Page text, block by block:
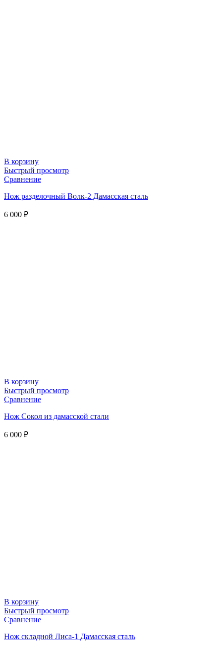
В корзину
Быстрый просмотр
Сравнение
Нож разделочный Волк-2 Дамасская сталь
6 000 ₽
В корзину
Быстрый просмотр
Сравнение
Нож Сокол из дамасской стали
6 000 ₽
В корзину
Быстрый просмотр
Сравнение
Нож складной Лиса-1 Дамасская сталь